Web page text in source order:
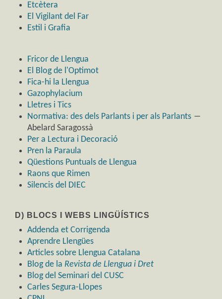
Etcètera
El Vigilant del Far
Estil i Grafia
Fricor de Llengua
El Blog de l'Optimot
Fica-hi la Llengua
Gazophylacium
Lletres i Tics
Normativa: des dels Parlants i per als Parlants ―
Abelard Saragossà
Per a Lectura i Decoració
Pren la Paraula
Qüestions Puntuals de Llengua
Raons que Rimen
Silencis del DIEC
D) BLOCS I WEBS LINGÜÍSTICS
Addenda et Corrigenda
Aprendre Llengües
Articles sobre Llengua Catalana
Blog de la Revista de Llengua i Dret
Blog del Seminari del CUSC
Carles Segura-Llopes